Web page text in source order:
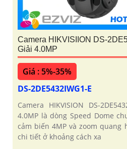
Camera HIKVISIION DS-
Giải 4.0MP
Giá : 5%-35%
DS-2DE5432IWG1-E
Camera HIKVISION DS-
4.0MP là dòng Speed Dome
cảm biến 4MP và zoom quang
chi tiết ở khoảng cách xa